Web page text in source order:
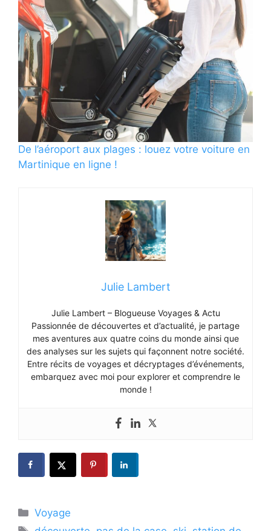
De l’aéroport aux plages : louez votre voiture en
Martinique en ligne !
Julie Lambert
Julie Lambert – Blogueuse Voyages & Actu
Passionnée de découvertes et d’actualité, je partage
mes aventures aux quatre coins du monde ainsi que
des analyses sur les sujets qui façonnent notre société.
Entre récits de voyages et décryptages d’événements,
embarquez avec moi pour explorer et comprendre le
monde !
Catégories
Voyage
Étiquettes